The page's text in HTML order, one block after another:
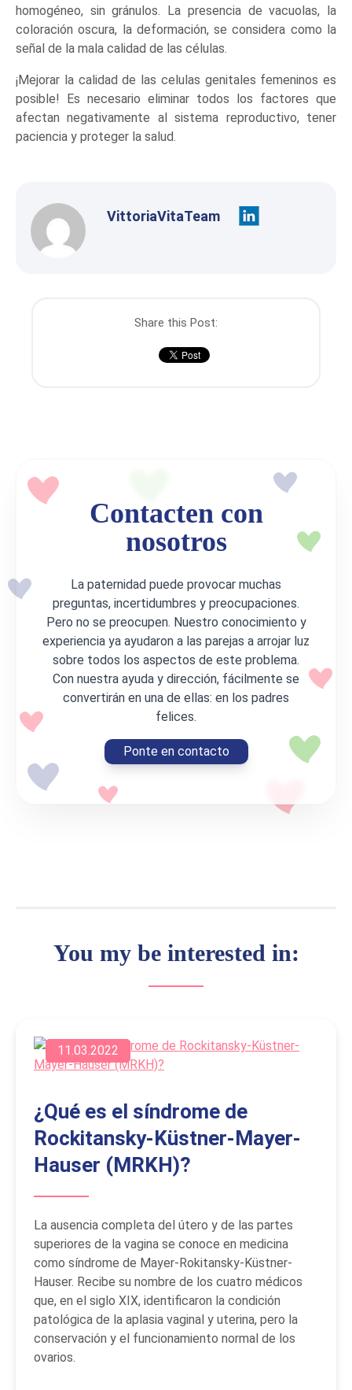
homogéneo, sin gránulos. La presencia de vacuolas, la
coloración oscura, la deformación, se considera como la
señal de la mala calidad de las células.
¡Mejorar la calidad de las celulas genitales femeninos es
posible! Es necesario eliminar todos los factores que
afectan negativamente al sistema reproductivo, tener
paciencia y proteger la salud.
VittoriaVitaTeam
Share this Post:
Contacten con
nosotros
La paternidad puede provocar muchas
preguntas, incertidumbres y preocupaciones.
Pero no se preocupen. Nuestro conocimiento y
experiencia ya ayudaron a las parejas a arrojar luz
sobre todos los aspectos de este problema.
Con nuestra ayuda y dirección, fácilmente se
convertirán en una de ellas: en los padres
felices.
Ponte en contacto
You my be interested in:
11.03.2022
¿Qué es el síndrome de
Rockitansky-Küstner-Mayer-
Hauser (MRKH)?
La ausencia completa del útero y de las partes
superiores de la vagina se conoce en medicina
como síndrome de Mayer-Rokitansky-Küstner-
Hauser. Recibe su nombre de los cuatro médicos
que, en el siglo XIX, identificaron la condición
patológica de la aplasia vaginal y uterina, pero la
conservación y el funcionamiento normal de los
ovarios.